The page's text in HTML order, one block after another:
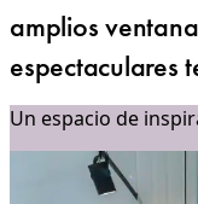
amplios
espectaculares
Un espacio de